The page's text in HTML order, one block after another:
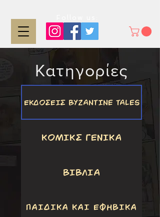
Κατηγορίες
ΕΚΔΟΣΕΙΣ BYZANTINE TALES
ΚΟΜΙΚΣ ΓΕΝΙΚΑ
ΒΙΒΛΙΑ
ΠΑΙΔΙΚΑ ΚΑΙ ΕΦΗΒΙΚΑ